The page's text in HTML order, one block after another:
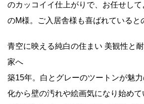
のカッコイイ仕上がりで、お任せし
のM様。ご入居舎様も喜ばれていると
青空に映える純白の住まい 美観性と
家へ
築15年。白とグレーのツートンが魅
化から壁の汚れや絵画気になり始め